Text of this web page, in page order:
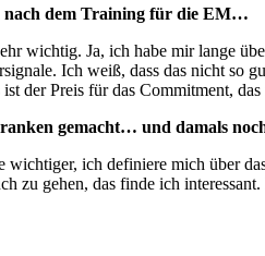
nach dem Training für die EM…
wichtig. Ja, ich habe mir lange
Ich weiß, dass das nicht so
der Preis für das Commitment, das
gemacht… und damals
ich definiere mich über
zu gehen, das finde ich